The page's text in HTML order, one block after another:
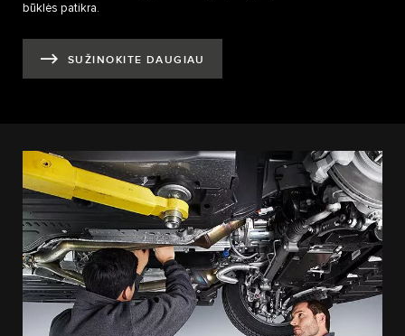
būklės patikra.
SUŽINOKITE DAUGIAU